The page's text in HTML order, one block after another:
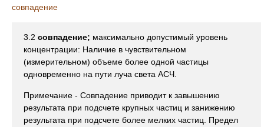
совпадение
3.2 совпадение; максимально допустимый уровень
концентрации: Наличие в чувствительном
(измерительном) объеме более одной частицы
одновременно на пути луча света АСЧ.
Примечание - Совпадение приводит к завышению
результата при подсчете крупных частиц и занижению
результата при подсчете более мелких частиц. Предел